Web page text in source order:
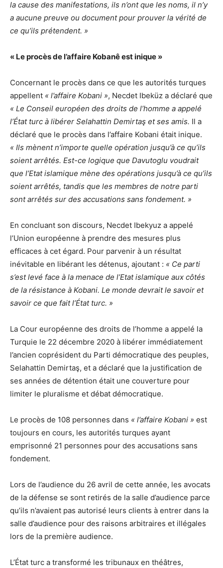
la cause des manifestations, ils n’ont que les noms, il n’y
a aucune preuve ou document pour prouver la vérité de
ce qu’ils prétendent. »
« Le procès de l’affaire Kobanê est inique »
Concernant le procès dans ce que les autorités turques
appellent « l’affaire Kobani », Necdet Ibeküz a déclaré que
« Le Conseil européen des droits de l’homme a appelé
l’État turc à libérer Selahattin Demirtaş et ses amis. Il a
déclaré que le procès dans l’affaire Kobani était inique.
« Ils mènent n’importe quelle opération jusqu’à ce qu’ils
soient arrêtés. Est-ce logique que Davutoglu voudrait
que l’Etat islamique mène des opérations jusqu’à ce qu’ils
soient arrêtés, tandis que les membres de notre parti
sont arrêtés sur des accusations sans fondement. »
En concluant son discours, Necdet Ibekyuz a appelé
l’Union européenne à prendre des mesures plus
efficaces à cet égard. Pour parvenir à un résultat
inévitable en libérant les détenus, ajoutant : « Ce parti
s’est levé face à la menace de l’Etat islamique aux côtés
de la résistance à Kobani. Le monde devrait le savoir et
savoir ce que fait l’État turc. »
La Cour européenne des droits de l’homme a appelé la
Turquie le 22 décembre 2020 à libérer immédiatement
l’ancien coprésident du Parti démocratique des peuples,
Selahattin Demirtaş, et a déclaré que la justification de
ses années de détention était une couverture pour
limiter le pluralisme et débat démocratique.
Le procès de 108 personnes dans « l’affaire Kobani » est
toujours en cours, les autorités turques ayant
emprisonné 21 personnes pour des accusations sans
fondement.
Lors de l’audience du 26 avril de cette année, les avocats
de la défense se sont retirés de la salle d’audience parce
qu’ils n’avaient pas autorisé leurs clients à entrer dans la
salle d’audience pour des raisons arbitraires et illégales
lors de la première audience.
L’État turc a transformé les tribunaux en théâtres,